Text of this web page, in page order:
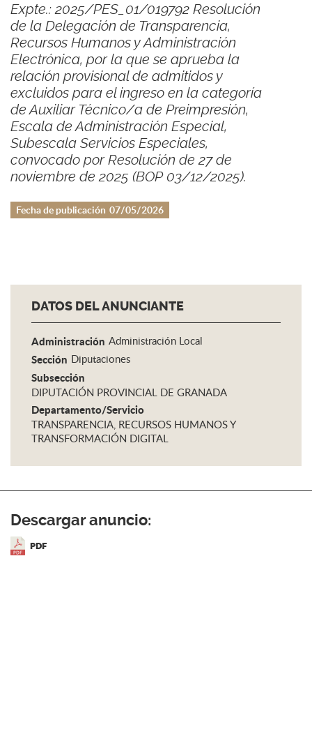
Expte.: 2025/PES_01/019792 Resolución
de la Delegación de Transparencia,
Recursos Humanos y Administración
Electrónica, por la que se aprueba la
relación provisional de admitidos y
excluidos para el ingreso en la categoría
de Auxiliar Técnico/a de Preimpresión,
Escala de Administración Especial,
Subescala Servicios Especiales,
convocado por Resolución de 27 de
noviembre de 2025 (BOP 03/12/2025).
Fecha de publicación 07/05/2026
DATOS DEL ANUNCIANTE
Administración Administración Local
Sección Diputaciones
Subsección
DIPUTACIÓN PROVINCIAL DE GRANADA
Departamento/Servicio
TRANSPARENCIA, RECURSOS HUMANOS Y
TRANSFORMACIÓN DIGITAL
Descargar anuncio:
PDF